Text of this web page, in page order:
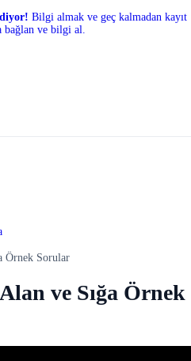
Bilgi almak ve geç kalmadan kayıt
bağlan ve bilgi al.
Örnek Sorular
ve Sığa Örnek